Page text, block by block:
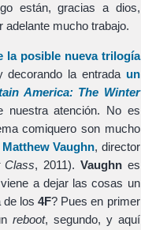
están, gracias a dios,
mucho trabajo.
la posible nueva trilogía
la entrada un
America: The Winter
nuestra atención. No es
comiquero son mucho
Matthew Vaughn, director
Class, 2011). Vaughnes
a dejar las cosas un
de los4F? Pues en primer
reboot, segundo, y aquí